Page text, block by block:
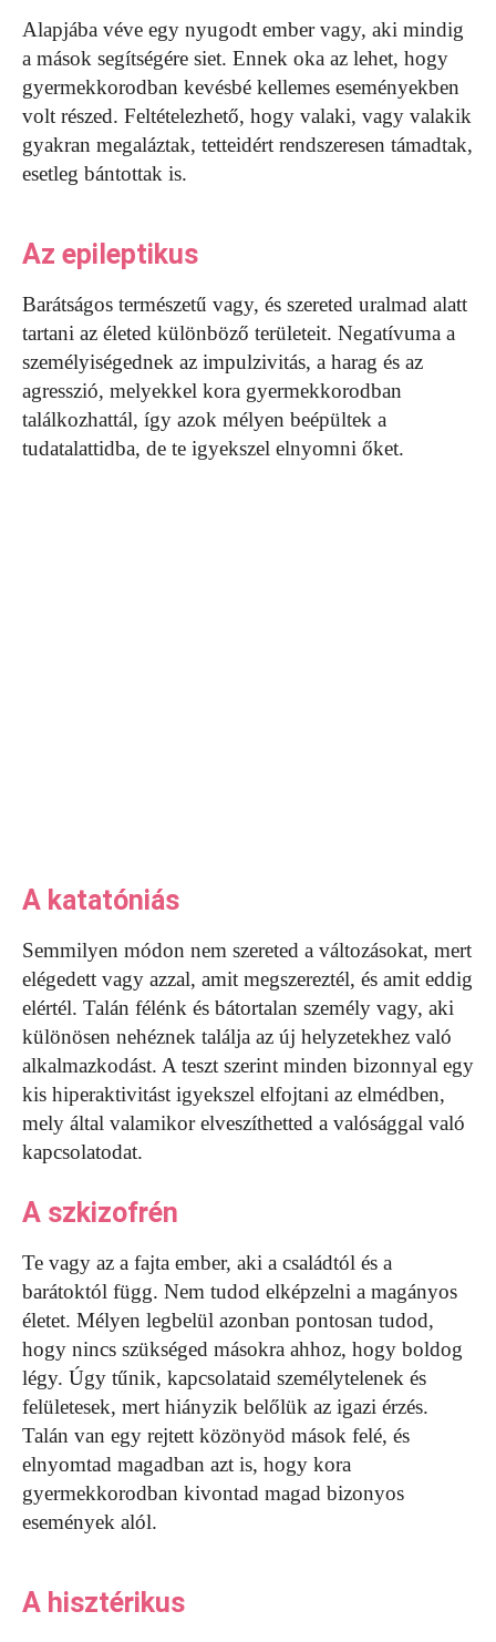
Alapjába véve egy nyugodt ember vagy, aki mindig
a mások segítségére siet. Ennek oka az lehet, hogy
gyermekkorodban kevésbé kellemes eseményekben
volt részed. Feltételezhető, hogy valaki, vagy valakik
gyakran megaláztak, tetteidért rendszeresen támadtak,
esetleg bántottak is.
Az epileptikus
Barátságos természetű vagy, és szereted uralmad alatt
tartani az életed különböző területeit. Negatívuma a
személyiségednek az impulzivitás, a harag és az
agresszió, melyekkel kora gyermekkorodban
találkozhattál, így azok mélyen beépültek a
tudatalattidba, de te igyekszel elnyomni őket.
A katatóniás
Semmilyen módon nem szereted a változásokat, mert
elégedett vagy azzal, amit megszereztél, és amit eddig
elértél. Talán félénk és bátortalan személy vagy, aki
különösen nehéznek találja az új helyzetekhez való
alkalmazkodást. A teszt szerint minden bizonnyal egy
kis hiperaktivitást igyekszel elfojtani az elmédben,
mely által valamikor elveszíthetted a valósággal való
kapcsolatodat.
A szkizofrén
Te vagy az a fajta ember, aki a családtól és a
barátoktól függ. Nem tudod elképzelni a magányos
életet. Mélyen legbelül azonban pontosan tudod,
hogy nincs szükséged másokra ahhoz, hogy boldog
légy. Úgy tűnik, kapcsolataid személytelenek és
felületesek, mert hiányzik belőlük az igazi érzés.
Talán van egy rejtett közönyöd mások felé, és
elnyomtad magadban azt is, hogy kora
gyermekkorodban kivontad magad bizonyos
események alól.
A hisztérikus